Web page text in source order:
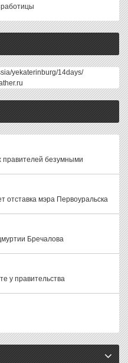
yekaterinburg/14days/
правителей безумными
отставка мэра Первоуральска
Бречалова
у правительства